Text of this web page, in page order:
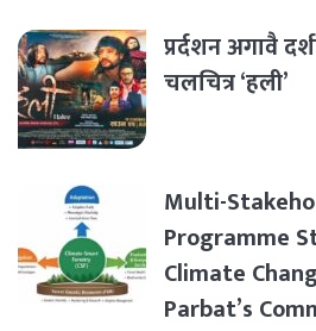
प्रर्दशन अगावै
चलचित्र ‘हली’
Multi-
Programme
Climate
Parbat’s